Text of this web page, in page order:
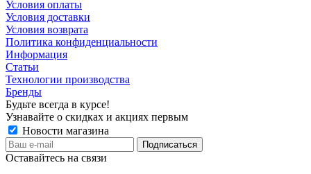
Условия оплаты
Условия доставки
Условия возврата
Политика конфиденциальности
Информация
Статьи
Технологии производства
Бренды
Будьте всегда в курсе!
Узнавайте о скидках и акциях первым
Новости магазина
Оставайтесь на связи